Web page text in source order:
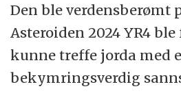
Den ble verdensberømt
Asteroiden 2024 YR4
kunne treffe jorda med
bekymringsverdig